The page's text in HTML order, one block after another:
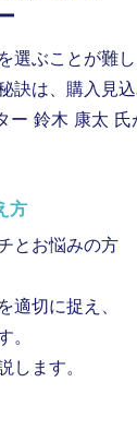
選ぶことが難
訣は、購入見
ー 鈴木 康太
方
とお悩みの方
切に捉え、
。
します。